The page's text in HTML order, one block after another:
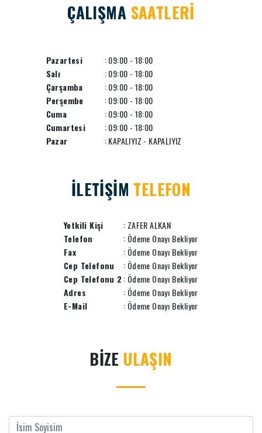
ÇALIŞMA SAATLERİ
Pazartesi
: 09:00 - 18:00
Salı
: 09:00 - 18:00
Çarşamba
: 09:00 - 18:00
Perşembe
: 09:00 - 18:00
Cuma
: 09:00 - 18:00
Cumartesi
: 09:00 - 18:00
Pazar
: KAPALIYIZ - KAPALIYIZ
İLETİŞİM TELEFON
Yetkili Kişi
: ZAFER ALKAN
Telefon
: Ödeme Onayı Bekliyor
Fax
: Ödeme Onayı Bekliyor
Cep Telefonu
: Ödeme Onayı Bekliyor
Cep Telefonu 2: Ödeme Onayı Bekliyor
Adres
: Ödeme Onayı Bekliyor
E-Mail
: Ödeme Onayı Bekliyor
BİZE ULAŞIN